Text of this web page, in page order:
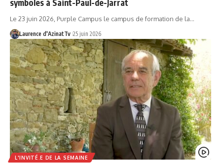
symboles à Saint-Paul-de-Jarrat
Le 23 juin 2026, Purple Campus le campus de formation de la…
Laurence d'AzinatTv 25 juin 2026
L'INVITÉ.E DE LA SEMAINE